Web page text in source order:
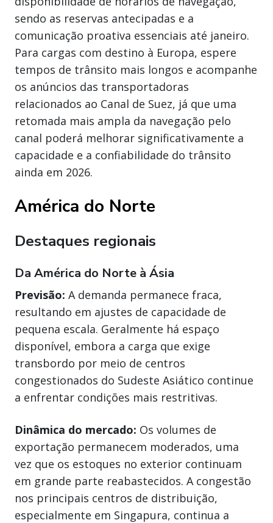
sendo as reservas antecipadas e a
comunicação proativa essenciais até janeiro.
Para cargas com destino à Europa, espere
tempos de trânsito mais longos e acompanhe
os anúncios das transportadoras
relacionados ao Canal de Suez, já que uma
retomada mais ampla da navegação pelo
canal poderá melhorar significativamente a
capacidade e a confiabilidade do trânsito
ainda em 2026.
América do Norte
Destaques regionais
Da América do Norte à Ásia
Previsão: A demanda permanece fraca,
resultando em ajustes de capacidade de
pequena escala. Geralmente há espaço
disponível, embora a carga que exige
transbordo por meio de centros
congestionados do Sudeste Asiático continue
a enfrentar condições mais restritivas.
Dinâmica do mercado: Os volumes de
exportação permanecem moderados, uma
vez que os estoques no exterior continuam
em grande parte reabastecidos. A congestão
nos principais centros de distribuição,
especialmente em Singapura, continua a